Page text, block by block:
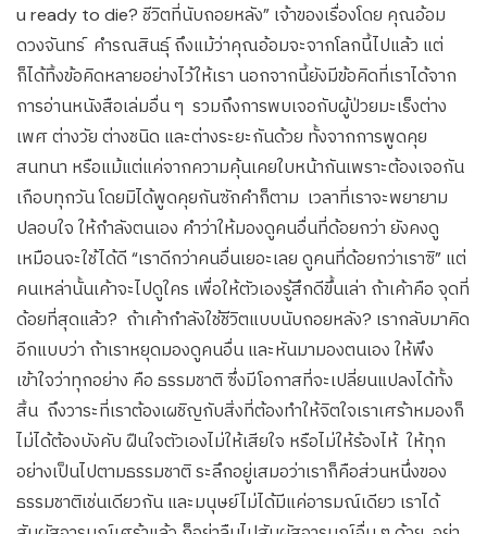
u ready to die? ชีวิตที่นับถอยหลัง” เจ้าของเรื่องโดย คุณอ้อม
ดวงจันทร์ คำรณสินธุ์ ถึงแม้ว่าคุณอ้อมจะจากโลกนี้ไปแล้ว แต่
ก็ได้ทิ้งข้อคิดหลายอย่างไว้ให้เรา นอกจากนี้ยังมีข้อคิดที่เราได้จาก
การอ่านหนังสือเล่มอื่น ๆ รวมถึงการพบเจอกับผู้ป่วยมะเร็งต่าง
เพศ ต่างวัย ต่างชนิด และต่างระยะกันด้วย ทั้งจากการพูดคุย
สนทนา หรือแม้แต่แค่จากความคุ้นเคยใบหน้ากันเพราะต้องเจอกัน
เกือบทุกวัน โดยมิได้พูดคุยกันซักคำก็ตาม เวลาที่เราจะพยายาม
ปลอบใจ ให้กำลังตนเอง คำว่าให้มองดูคนอื่นที่ด้อยกว่า ยังคงดู
เหมือนจะใช้ได้ดี “เราดีกว่าคนอื่นเยอะเลย ดูคนที่ด้อยกว่าเราซิ” แต่
คนเหล่านั้นเค้าจะไปดูใคร เพื่อให้ตัวเองรู้สึกดีขึ้นเล่า ถ้าเค้าคือ จุดที่
ด้อยที่สุดแล้ว? ถ้าเค้ากำลังใช้ชีวิตแบบนับถอยหลัง? เรากลับมาคิด
อีกแบบว่า ถ้าเราหยุดมองดูคนอื่น และหันมามองตนเอง ให้พึง
เข้าใจว่าทุกอย่าง คือ ธรรมชาติ ซึ่งมีโอกาสที่จะเปลี่ยนแปลงได้ทั้ง
สิ้น ถึงวาระที่เราต้องเผชิญกับสิ่งที่ต้องทำให้จิตใจเราเศร้าหมองก็
ไม่ได้ต้องบังคับ ฝืนใจตัวเองไม่ให้เสียใจ หรือไม่ให้ร้องไห้ ให้ทุก
อย่างเป็นไปตามธรรมชาติ ระลึกอยู่เสมอว่าเราก็คือส่วนหนึ่งของ
ธรรมชาติเช่นเดียวกัน และมนุษย์ไม่ได้มีแค่อารมณ์เดียว เราได้